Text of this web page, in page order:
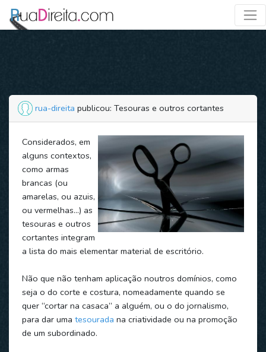
rua-direita publicou: Tesouras e outros cortantes
Considerados, em
alguns contextos,
como armas
brancas (ou
amarelas, ou azuis,
ou vermelhas…) as
tesouras e outros
cortantes integram
a lista do mais elementar material de escritório.
Não que não tenham aplicação noutros domínios, como
seja o do corte e costura, nomeadamente quando se
quer “cortar na casaca” a alguém, ou o do jornalismo,
para dar uma tesourada na criatividade ou na promoção
de um subordinado.